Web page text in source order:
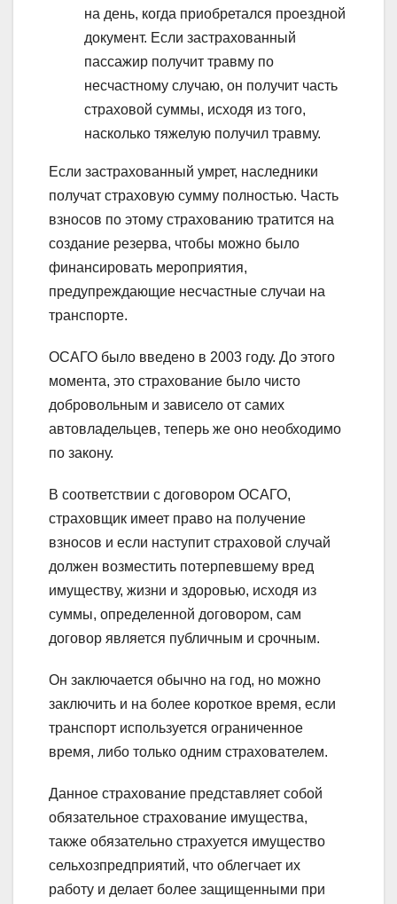
на день, когда приобретался проездной
документ. Если застрахованный
пассажир получит травму по
несчастному случаю, он получит часть
страховой суммы, исходя из того,
насколько тяжелую получил травму.
Если застрахованный умрет, наследники
получат страховую сумму полностью. Часть
взносов по этому страхованию тратится на
создание резерва, чтобы можно было
финансировать мероприятия,
предупреждающие несчастные случаи на
транспорте.
ОСАГО было введено в 2003 году. До этого
момента, это страхование было чисто
добровольным и зависело от самих
автовладельцев, теперь же оно необходимо
по закону.
В соответствии с договором ОСАГО,
страховщик имеет право на получение
взносов и если наступит страховой случай
должен возместить потерпевшему вред
имуществу, жизни и здоровью, исходя из
суммы, определенной договором, сам
договор является публичным и срочным.
Он заключается обычно на год, но можно
заключить и на более короткое время, если
транспорт используется ограниченное
время, либо только одним страхователем.
Данное страхование представляет собой
обязательное страхование имущества,
также обязательно страхуется имущество
сельхозпредприятий, что облегчает их
работу и делает более защищенными при